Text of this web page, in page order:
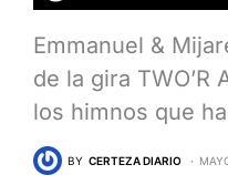
Emmanuel &
de la gira TWO’R
los himnos que
BY CERTEZA DIARIO